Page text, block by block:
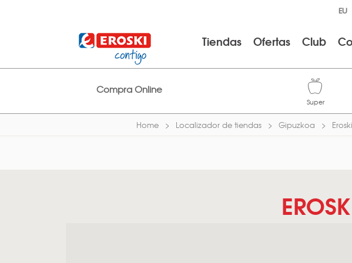
Tiendas Ofertas Club
Compra Online
Home Localizador de tiendas Gipuzkoa